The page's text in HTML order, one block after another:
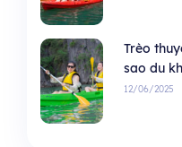
Trèo
sao du
12/06/2025